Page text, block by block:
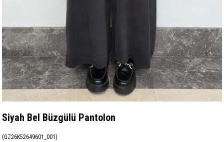
Siyah Bel Büzgülü Pantolon
(GZ26K52649601_001)